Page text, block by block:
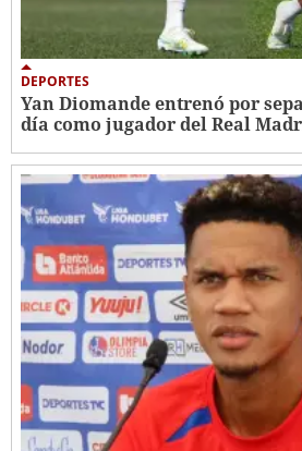
DEPORTES
Yan Diomande entrenó por
día como jugador del Real